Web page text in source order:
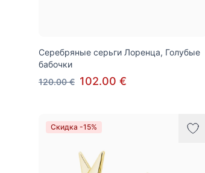
Серебряные серьги Лоренца, Голубые
бабочки
120.00 € 102.00 €
Скидка -15%